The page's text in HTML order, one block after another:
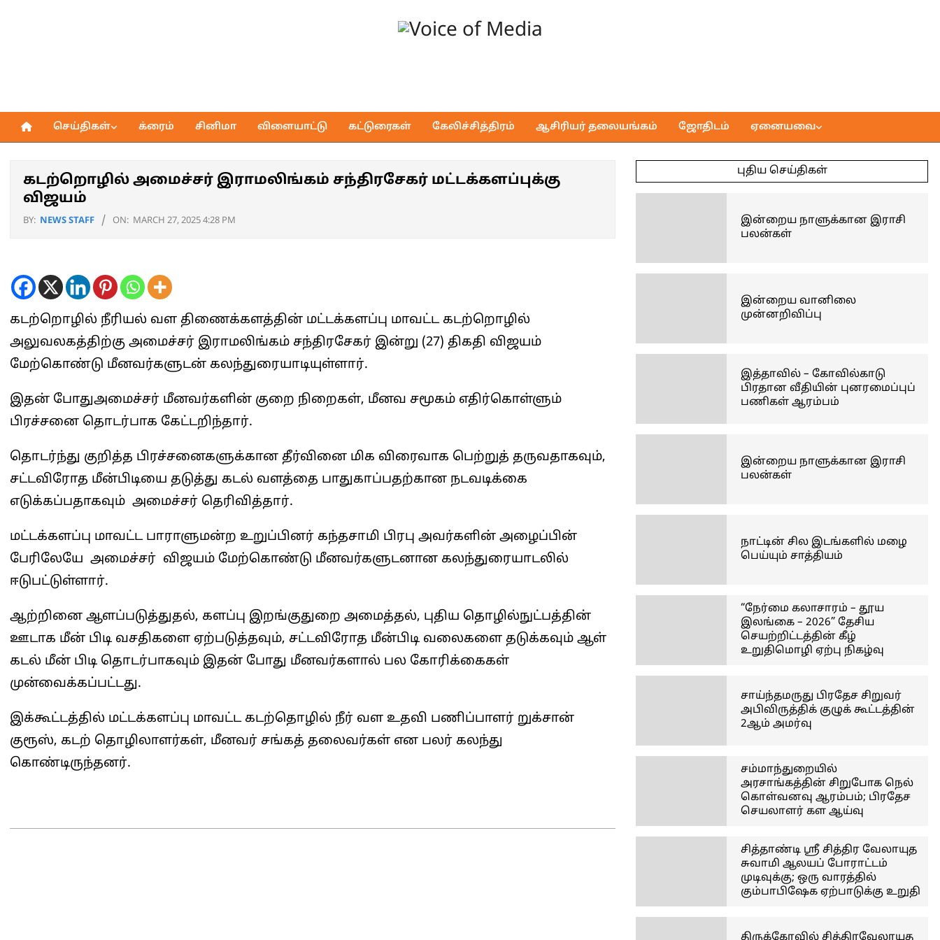
of
Media
Primary
செய்திகள் க்ரைம் சினிமா விளையாட்டு கட்டுரைகள் கேலிச்சித்திரம் ஆசிரியர் தலையங்கம் ஜோதிடம் ஏனையவை
கடற்றொழில் அமைச்சர் இராமலிங்கம் சந்திரசேகர் மட்டக்களப்புக்கு
விஜயம்
BY: NEWS STAFF ON: MARCH 27, 2025 4:28 PM
கடற்றொழில் நீரியல் வள திணைக்களத்தின் மட்டக்களப்பு மாவட்ட கடற்றொழில்
அலுவலகத்திற்கு அமைச்சர் இராமலிங்கம் சந்திரசேகர் இன்று (27) திகதி விஜயம்
மேற்கொண்டு மீனவர்களுடன் கலந்துரையாடியுள்ளார்.
இதன் போதுஅமைச்சர் மீனவர்களின் குறை நிறைகள், மீனவ சமூகம் எதிர்கொள்ளும்
பிரச்சனை தொடர்பாக கேட்டறிந்தார்.
தொடர்ந்து குறித்த பிரச்சனைகளுக்கான தீர்வினை மிக விரைவாக பெற்றுத் தருவதாகவும்,
சட்டவிரோத மீன்பிடியை தடுத்து கடல் வளத்தை பாதுகாப்பதற்கான நடவடிக்கை
எடுக்கப்பதாகவும் அமைச்சர் தெரிவித்தார்.
மட்டக்களப்பு மாவட்ட பாராளுமன்ற உறுப்பினர் கந்தசாமி பிரபு அவர்களின் அழைப்பின்
பேரிலேயே அமைச்சர் விஜயம் மேற்கொண்டு மீனவர்களுடனான கலந்துரையாடலில்
ஈடுபட்டுள்ளார்.
ஆற்றினை ஆளப்படுத்துதல், களப்பு இறங்குதுறை அமைத்தல், புதிய தொழில்நுட்பத்தின்
ஊடாக மீன் பிடி வசதிகளை ஏற்படுத்தவும், சட்டவிரோத மீன்பிடி வலைகளை தடுக்கவும் ஆள்
கடல் மீன் பிடி தொடர்பாகவும் இதன் போது மீனவர்களால் பல கோரிக்கைகள்
முன்வைக்கப்பட்டது.
இக்கூட்டத்தில் மட்டக்களப்பு மாவட்ட கடற்தொழில் நீர் வள உதவி பணிப்பாளர் றுக்சான்
குரூஸ், கடற் தொழிலாளர்கள், மீனவர் சங்கத் தலைவர்கள் என பலர் கலந்து
கொண்டிருந்தனர்.
புதிய செய்திகள்
இன்றைய நாளுக்கான இராசி
பலன்கள்
இன்றைய வானிலை
முன்னறிவிப்பு
இத்தாவில் – கோவில்காடு
பிரதான வீதியின் புனரமைப்புப்
பணிகள் ஆரம்பம்
இன்றைய நாளுக்கான இராசி
பலன்கள்
நாட்டின் சில இடங்களில் மழை
பெய்யும் சாத்தியம்
“நேர்மை கலாசாரம் – தூய
இலங்கை – 2026” தேசிய
செயற்றிட்டத்தின் கீழ்
உறுதிமொழி ஏற்பு நிகழ்வு
சாய்ந்தமருது பிரதேச சிறுவர்
அபிவிருத்திக் குழுக் கூட்டத்தின்
2ஆம் அமர்வு
சம்மாந்துறையில்
அரசாங்கத்தின் சிறுபோக நெல்
கொள்வனவு ஆரம்பம்; பிரதேச
செயலாளர் கள ஆய்வு
சித்தாண்டி ஸ்ரீ சித்திர வேலாயுத
சுவாமி ஆலயப் போராட்டம்
முடிவுக்கு; ஒரு வாரத்தில்
கும்பாபிஷேக ஏற்பாடுக்கு உறுதி